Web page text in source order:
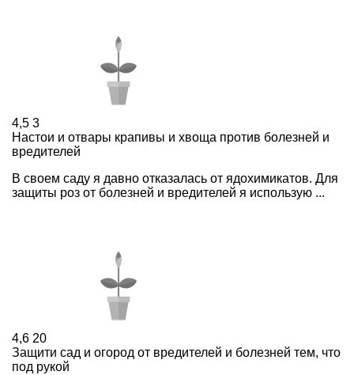
4,5 3
Настои и отвары крапивы и хвоща против болезней и
вредителей
В своем саду я давно отказалась от ядохимикатов. Для
защиты роз от болезней и вредителей я использую ...
4,6 20
Защити сад и огород от вредителей и болезней тем, что
под рукой